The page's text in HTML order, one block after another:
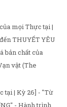
mọi Thực tại |
THUYẾT YÊU
bản chất của
vật (The
tại | Kỳ 26] - "Từ
- Hành trình